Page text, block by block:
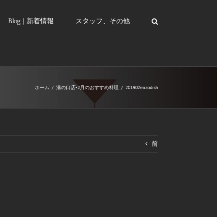
Blog | 新着情報 スタッフ、その他
ホーム / 溝の口店-2月のおすすめ料理 / 201902mizodish
前